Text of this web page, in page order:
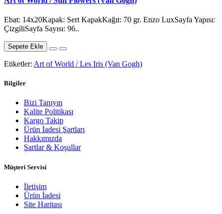
Ebat: 14x20Kapak: Sert KapakKağıt: 70 gr. Enzo LuxSayfa Yapısı:
ÇizgiliSayfa Sayısı: 96..
Sepete Ekle
Etiketler: Art of World / Les Iris (Van Gogh)
Bilgiler
Bizi Tanıyın
Kalite Politikası
Kargo Takip
Ürün İadesi Şartları
Hakkımızda
Şartlar & Koşullar
Müşteri Servisi
İletişim
Ürün İadesi
Site Haritası